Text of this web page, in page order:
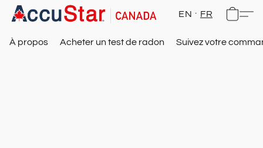
EN FR
À propos Acheter un test de radon Suivez votre